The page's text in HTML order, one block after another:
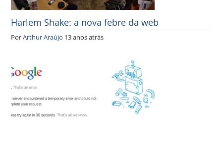
Harlem Shake: a nova febre da web
PorArthur Araújo 13 anos atrás